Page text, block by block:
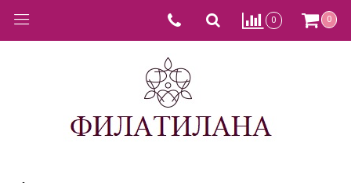
0 0